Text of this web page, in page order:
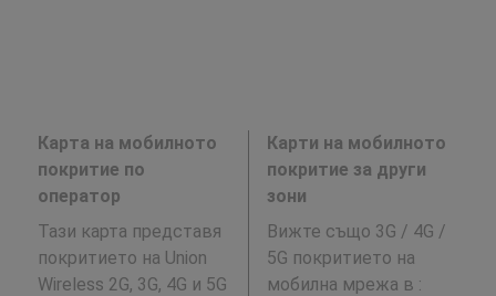
Карта на мобилното
покритие по
оператор
Тази карта представя
покритието на Union
Wireless 2G, 3G, 4G и 5G
Карти на мобилното
покритие за други
зони
Вижте също 3G / 4G /
5G покритието на
мобилна мрежа в :